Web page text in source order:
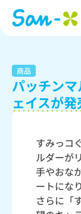
商品
パッチン
ェイスが発
すみっコ
ルダーが
手やおな
ートにな
さらに「